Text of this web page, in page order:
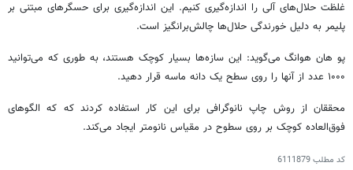
غلظت حلال‌های آلی را اندازه‌گیری کنیم. این اندازه‌گیری برای حسگرهای مبتنی بر
پلیمر به دلیل خورندگی حلال‌ها چالش‌برانگیز است.
پو هان هوانگ می‌گوید: این سازه‌ها بسیار کوچک هستند، به طوری که می‌توانید
۱۰۰۰ عدد از آنها را روی سطح یک دانه ماسه قرار دهید.
محققان از روش چاپ نانوگرافی برای این کار استفاده کردند که که الگوهای
فوق‌العاده کوچک بر روی سطوح در مقیاس نانومتر ایجاد می‌کند.
کد مطلب6111879